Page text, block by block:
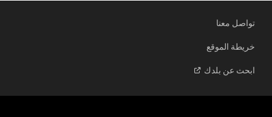
تواصل معنا
خريطة الموقع
ابحث عن بلدك